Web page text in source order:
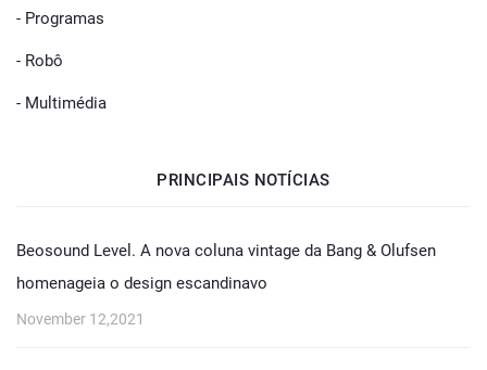
- Programas
- Robô
- Multimédia
PRINCIPAIS NOTÍCIAS
Beosound Level. A nova coluna vintage da Bang & Olufsen
homenageia o design escandinavo
November 12,2021